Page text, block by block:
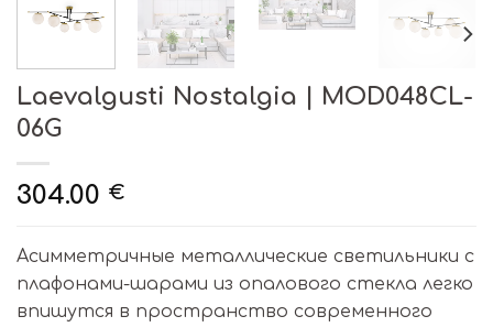
Laevalgusti Nostalgia | MOD048CL-
06G
304.00 €
Асимметричные металлические светильники с
плафонами-шарами из опалового стекла легко
впишутся в пространство современного